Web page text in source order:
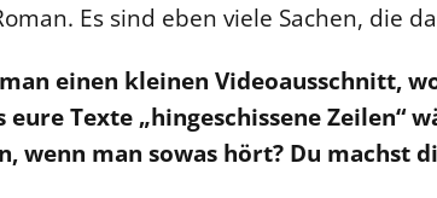
Es sind eben viele Sachen, die
einen kleinen Videoausschnitt,
eure Texte „hingeschissene Zeilen“
wenn man sowas hört? Du machst